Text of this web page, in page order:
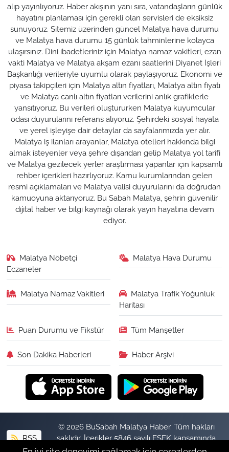
alıp yayınlıyoruz. Haber akışının yanı sıra, vatandaşların günlük
hayatını planlaması için gerekli olan servisleri de eksiksiz
sunuyoruz. Sitemiz üzerinden güncel Malatya hava durumu
ve Malatya hava durumu 15 günlük tahminlerine kolayca
ulaşırsınız. Dini ibadetleriniz için Malatya namaz vakitleri, ezan
vakti Malatya ve Malatya akşam ezanı saatlerini Diyanet İşleri
Başkanlığı verileriyle uyumlu olarak paylaşıyoruz. Ekonomi ve
piyasa takipçileri için Malatya altın fiyatları, Malatya altın fiyatı
ve Malatya canlı altın fiyatları verilerini anlık grafiklerle
yansıtıyoruz. Bu verileri oluştururken Malatya kuyumcular
odası duyurularını referans alıyoruz. Şehirdeki sosyal hayata
ve yerel işleyişe dair detaylar da sayfalarımızda yer alır.
Malatya iş ilanları arayanlar, Malatya otelleri hakkında bilgi
almak isteyenler veya şehre dışarıdan gelip Malatya yol tarifi
ve Malatya gezilecek yerler araştırması yapanlar için kapsamlı
rehber içerikleri hazırlıyoruz. Kamu kurumlarından gelen
resmi açıklamaları ve Malatya valisi duyurularını da doğrudan
kamuoyuna aktarıyoruz. Bu Sabah Malatya, şehrin güvenilir
dijital haber ve bilgi kaynağı olarak yayın hayatına devam
ediyor.
Malatya Nöbetçi
Eczaneler
Malatya Hava Durumu
Malatya Namaz Vakitleri
Malatya Trafik Yoğunluk
Haritası
Puan Durumu ve Fikstür Tüm Manşetler
Son Dakika Haberleri Haber Arşivi
RSS
© 2026 BuSabah Malatya Haber. Tüm hakları
saklıdır. İçerikler 5846 sayılı FSEK kapsamında
izinsiz kopyalanamaz.